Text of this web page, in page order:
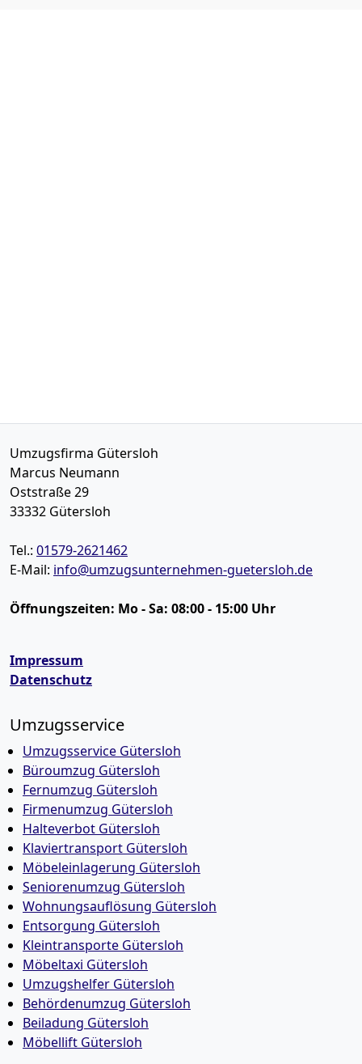
Umzugsfirma Gütersloh
Marcus Neumann
Oststraße 29
33332 Gütersloh
Tel.: 01579-2621462
E-Mail: info@umzugsunternehmen-guetersloh.de
Öffnungszeiten: Mo - Sa: 08:00 - 15:00 Uhr
Impressum
Datenschutz
Umzugsservice
Umzugsservice Gütersloh
Büroumzug Gütersloh
Fernumzug Gütersloh
Firmenumzug Gütersloh
Halteverbot Gütersloh
Klaviertransport Gütersloh
Möbeleinlagerung Gütersloh
Seniorenumzug Gütersloh
Wohnungsauflösung Gütersloh
Entsorgung Gütersloh
Kleintransporte Gütersloh
Möbeltaxi Gütersloh
Umzugshelfer Gütersloh
Behördenumzug Gütersloh
Beiladung Gütersloh
Möbellift Gütersloh